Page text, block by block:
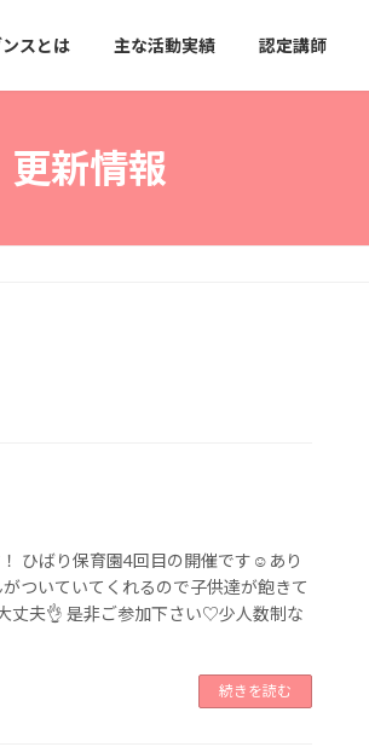
スとは 主な活動実績 認定講師
更新情報
ひばり保育園4回目の開催です☺️あり
ついていてくれるので子供達が飽きて
丈夫👌 是非ご参加下さい♡少人数制な
続きを読む